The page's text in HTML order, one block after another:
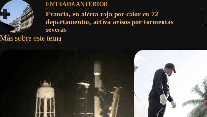
ENTRADAANTERIOR
Francia, en alerta roja por calor en 72
departamentos, activa avisos por tormentas
severas
Más sobre este tema